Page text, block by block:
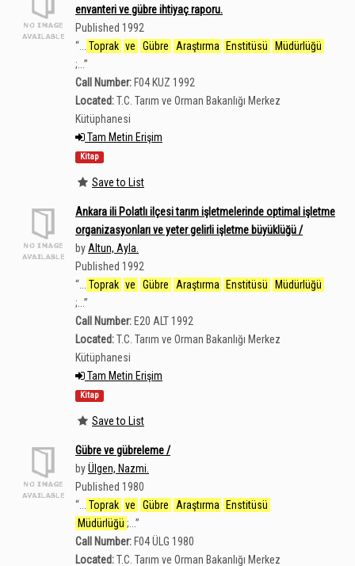
envanteri ve gübre ihtiyaç raporu.
Published 1992
“
Toprak ve Gübre Araştırma Enstitüsü
Müdürlüğü
;... ”
Call Number: F04 KUZ 1992
Located:T.C. Tarım ve Orman Bakanlığı Merkez
Kütüphanesi
Tam Metin Erişim
Kitap
Save to List
Ankara ili Polatlı ilçesi tarım işletmelerinde optimal işletme
organizasyonları ve yeter gelirli işletme büyüklüğü /
by Altun, Ayla.
Published 1992
“
Toprak ve Gübre Araştırma Enstitüsü
Müdürlüğü
;... ”
Call Number: E20 ALT 1992
Located:T.C. Tarım ve Orman Bakanlığı Merkez
Kütüphanesi
Tam Metin Erişim
Kitap
Save to List
Gübre ve gübreleme /
byÜlgen, Nazmi.
Published 1980
“
Toprak ve Gübre Araştırma
Enstitüsü
Müdürlüğü ;... ”
Call Number: F04 ÜLG 1980
Located:T.C. Tarım ve Orman Bakanlığı Merkez